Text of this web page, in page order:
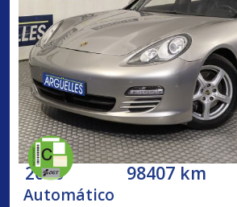
2010 98407 km
Automático